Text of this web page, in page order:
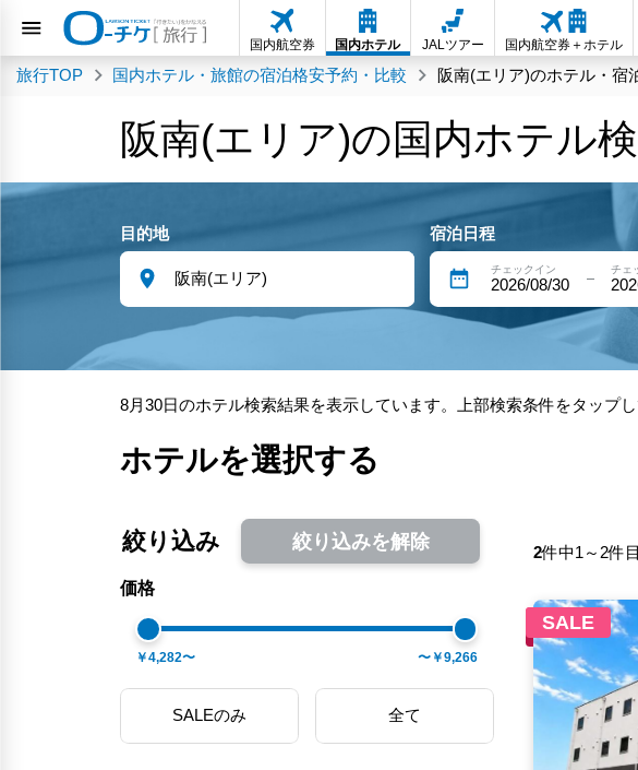
国内航空券 国内ホテル JALツアー 国内航空券＋ホテル
旅行TOP 国内ホテル・旅館の宿泊格安予約・比較 阪南(エリア)のホテル・宿
阪南(エリア)の国内ホテル
目的地 宿泊日程
チェックイン
2026/08/30
チェ
8月30日のホテル検索結果を表示しています。上部検索条件をタップ
ホテルを選択する
絞り込み 絞り込みを解除
価格
￥4,282〜 〜￥9,266
SALEのみ 全て
2件中1～2件
SALE